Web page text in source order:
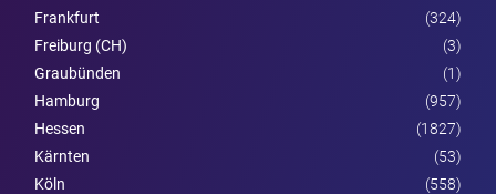
Frankfurt
(324)
Freiburg (CH)
(3)
Graubünden
(1)
Hamburg
(957)
Hessen
(1827)
Kärnten
(53)
Köln
(558)